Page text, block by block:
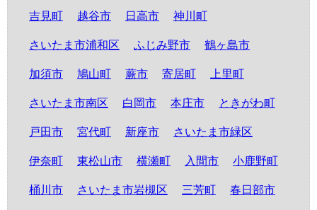
吉見町 越谷市 日高市 神川町
さいたま市浦和区 ふじみ野市 鶴ヶ島市
加須市 鳩山町 蕨市 寄居町 上里町
さいたま市南区 白岡市 本庄市 ときがわ町
戸田市 宮代町 新座市 さいたま市緑区
伊奈町 東松山市 横瀬町 入間市 小鹿野町
桶川市 さいたま市岩槻区 三芳町 春日部市